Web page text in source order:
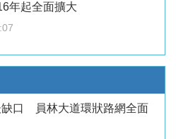
年起全面擴大
缺口 員林大道環狀路網全面